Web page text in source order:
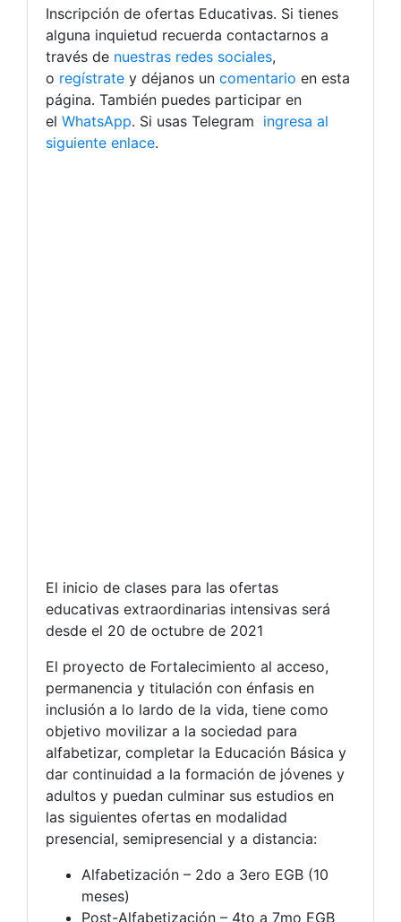
Inscripción de ofertas Educativas. Si tienes
alguna inquietud recuerda contactarnos a
través de nuestras redes sociales,
o regístrate y déjanos un comentario en esta
página. También puedes participar en
el WhatsApp. Si usas Telegram ingresa al
siguiente enlace.
El inicio de clases para las ofertas
educativas extraordinarias intensivas será
desde el 20 de octubre de 2021
El proyecto de Fortalecimiento al acceso,
permanencia y titulación con énfasis en
inclusión a lo lardo de la vida, tiene como
objetivo movilizar a la sociedad para
alfabetizar, completar la Educación Básica y
dar continuidad a la formación de jóvenes y
adultos y puedan culminar sus estudios en
las siguientes ofertas en modalidad
presencial, semipresencial y a distancia:
Alfabetización – 2do a 3ero EGB (10
meses)
Post-Alfabetización – 4to a 7mo EGB